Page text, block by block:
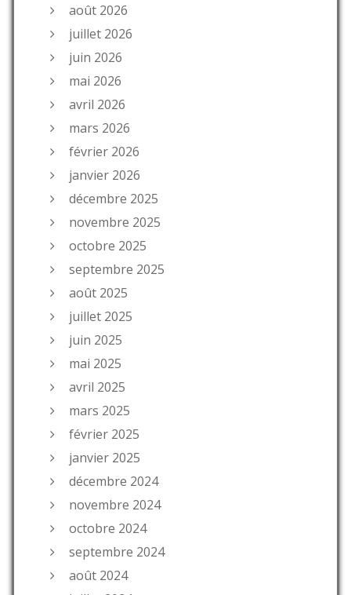
août 2026
juillet 2026
juin 2026
mai 2026
avril 2026
mars 2026
février 2026
janvier 2026
décembre 2025
novembre 2025
octobre 2025
septembre 2025
août 2025
juillet 2025
juin 2025
mai 2025
avril 2025
mars 2025
février 2025
janvier 2025
décembre 2024
novembre 2024
octobre 2024
septembre 2024
août 2024